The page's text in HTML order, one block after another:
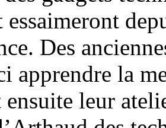
essaimeront
Des
apprendre la
leur